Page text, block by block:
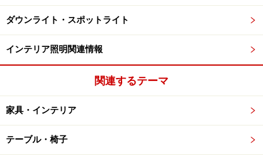
ダウンライト・スポットライト
インテリア照明関連情報
関連するテーマ
家具・インテリア
テーブル・椅子